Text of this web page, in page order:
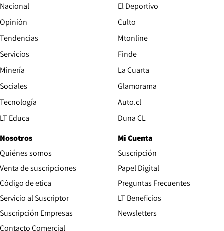
Nacional
Opinión
Tendencias
Servicios
Minería
Sociales
Tecnología
LT Educa
El Deportivo
Culto
Mtonline
Finde
La Cuarta
Glamorama
Auto.cl
Duna CL
Nosotros
Quiénes somos
Venta de suscripciones
Código de etica Opens in new window
Servicio al Suscriptor
Suscripción Empresas
Contacto Comercial
Mi Cuenta
Suscripción
Papel Digital
Preguntas Frecuentes
LT Beneficios
Newsletters